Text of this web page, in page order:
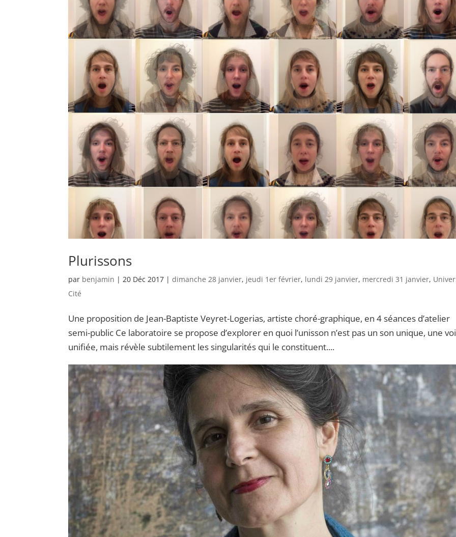
Plurissons
par benjamin |20 Déc 2017 |dimanche 28 janvier, jeudi 1er février, lundi 29 janvier, mercredi 31 janvier,
Cité
Une proposition de Jean-Baptiste Veyret-Logerias, artiste choré-graphique, en 4 séances d’atelier
semi-public Ce laboratoire se propose d’explorer en quoi l’unisson n’est pas un son unique, une
unifiée, mais révèle subtilement les singularités qui le constituent....